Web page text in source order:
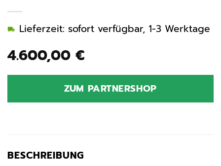
4.600,00 €
Lieferzeit: sofort verfügbar, 1-3 Werktage
ZUM PARTNERSHOP
BESCHREIBUNG